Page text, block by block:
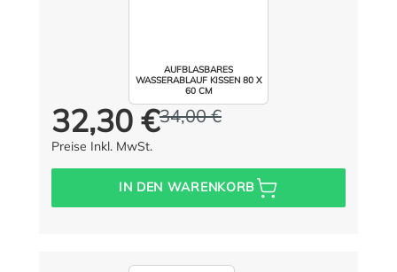
AUFBLASBARES
WASSERABLAUF KISSEN 80 X
60 CM
Statt:
34,00 €(5% gespart)
Preis für alle:
32,30 €
Preise Inkl. MwSt.
IN DEN WARENKORB